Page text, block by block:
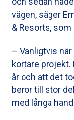
vägen, säger
& Resorts, som
– Vanligtvis när
kortare projekt.
år och att det
beror till stor
med långa